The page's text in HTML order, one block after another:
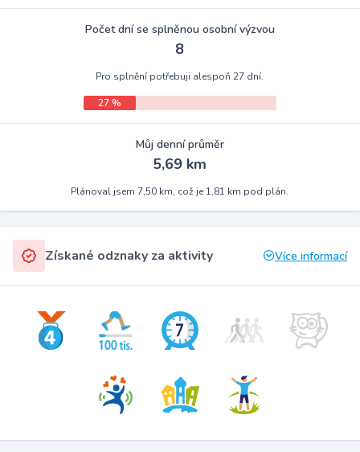
Počet dní se splněnou osobní výzvou
8
Pro splnění potřebuji alespoň 27 dní.
27 %
Můj denní průměr
5,69 km
Plánoval jsem 7,50 km, což je 1,81 km pod plán.
Získané odznaky za aktivity Více informací